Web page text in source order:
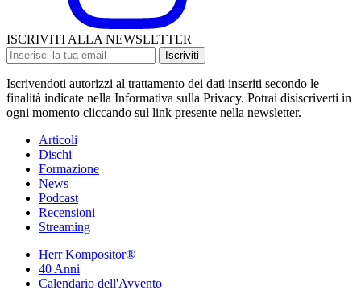
ISCRIVITI ALLA NEWSLETTER
Iscriviti
Iscrivendoti autorizzi al trattamento dei dati inseriti secondo le
finalità indicate nella Informativa sulla Privacy. Potrai disiscriverti in
ogni momento cliccando sul link presente nella newsletter.
Articoli
Dischi
Formazione
News
Podcast
Recensioni
Streaming
Herr Kompositor®
40 Anni
Calendario dell'Avvento